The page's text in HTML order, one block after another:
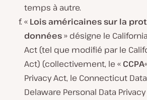
temps à autre.
« Lois américaines sur la
données» désigne le
Act (tel que modifié par le
Act) (collectivement, le « CCPA
Privacy Act, le Connecticut
Delaware Personal Data Privacy